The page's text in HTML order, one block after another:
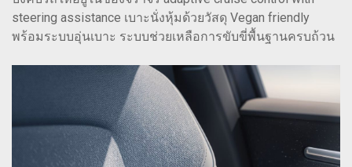
steering assistance เบาะนั่งหุ้มด้วยวัสดุ Vegan friendly
พร้อมระบบอุ่นเบาะ ระบบช่วยเหลือการขับขี่พื้นฐานครบถ้วน